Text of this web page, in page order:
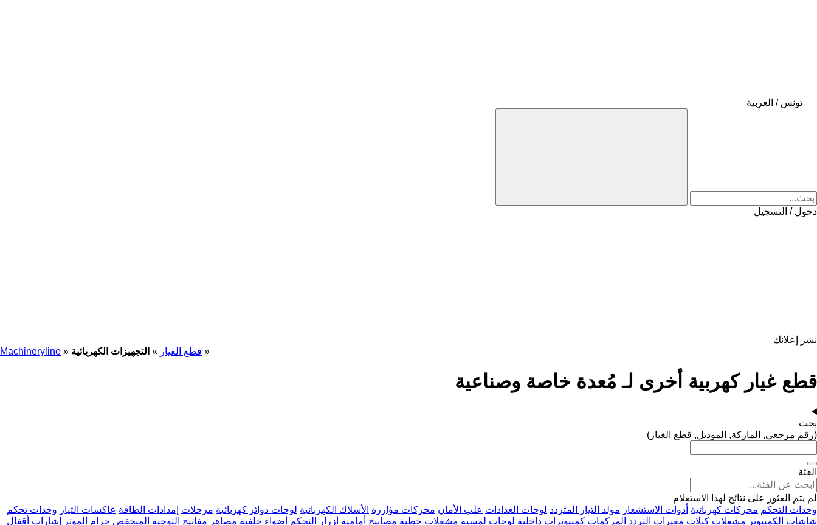
تونس / العربية
دخول / التسجيل
نشر إعلانك
Machineryline » قطع الغيار » التجهيزات الكهربائية »
قطع غيار كهربية أخرى لـ مُعدة خاصة وصناعية
بحث
(رقم مرجعي, الماركة, الموديل, قطع الغيار)
الفئة
لم يتم العثور على نتائج لهذا الاستعلام
وحدات التحكم محركات كهربائية أدوات الاستشعار مولد التيار المتردد لوحات العدادات علب الأمان محركات مؤازرة الأسلاك الكهربائية لوحات دوائر كهربائية مرحلات إمدادات الطاقة عاكسات التيار وحدات تحكم
شاشات الكمبيوتر مشغلات كبلات مغيرات التردد المركمات كمبيوترات داخلية لوحات لمسية مشغلات خطية مصابيح أمامية أزرار التحكم أضواء خلفية مصاهر مفاتيح التوجيه المنخفض حزام الموتر إشارات أقفال